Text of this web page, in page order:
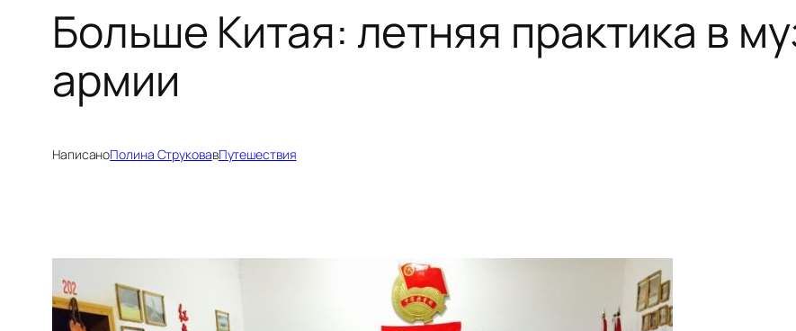
Больше Китая: летняя практика в
армии
НаписаноПолина СтруковавПутешествия